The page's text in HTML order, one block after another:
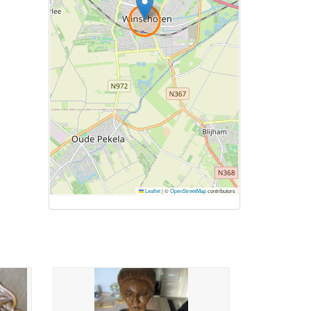
Leaflet|©OpenStreetMapcontributors